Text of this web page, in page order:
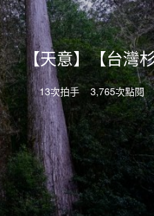
【天意】【台灣
13次拍手 3,765次點閱